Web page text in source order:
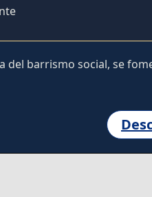
del barrismo social, se